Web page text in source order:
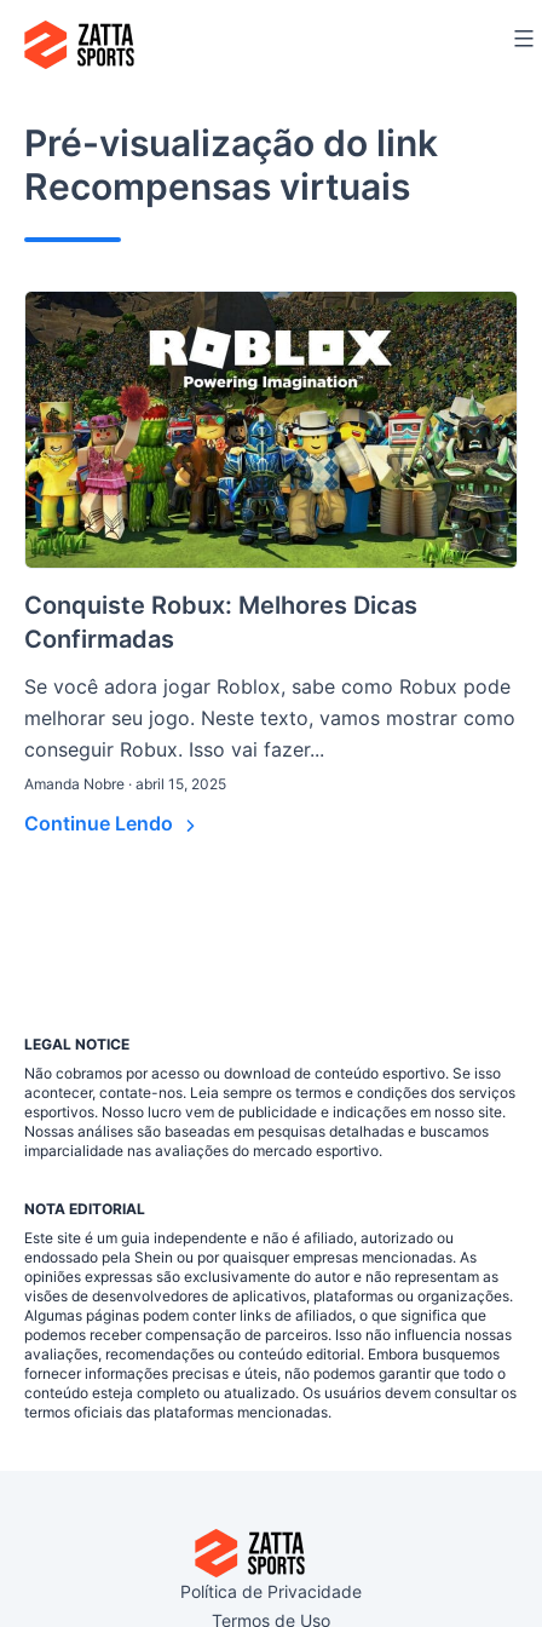
para
conteúdo
Pré-visualização do link
Recompensas virtuais
Conquiste Robux: Melhores Dicas
Confirmadas
Se você adora jogar Roblox, sabe como Robux pode
melhorar seu jogo. Neste texto, vamos mostrar como
conseguir Robux. Isso vai fazer...
Amanda Nobre · abril 15, 2025
Continue Lendo
LEGAL NOTICE
Não cobramos por acesso ou download de conteúdo esportivo. Se isso
acontecer, contate-nos. Leia sempre os termos e condições dos serviços
esportivos. Nosso lucro vem de publicidade e indicações em nosso site.
Nossas análises são baseadas em pesquisas detalhadas e buscamos
imparcialidade nas avaliações do mercado esportivo.
NOTA EDITORIAL
Este site é um guia independente e não é afiliado, autorizado ou
endossado pela Shein ou por quaisquer empresas mencionadas. As
opiniões expressas são exclusivamente do autor e não representam as
visões de desenvolvedores de aplicativos, plataformas ou organizações.
Algumas páginas podem conter links de afiliados, o que significa que
podemos receber compensação de parceiros. Isso não influencia nossas
avaliações, recomendações ou conteúdo editorial. Embora busquemos
fornecer informações precisas e úteis, não podemos garantir que todo o
conteúdo esteja completo ou atualizado. Os usuários devem consultar os
termos oficiais das plataformas mencionadas.
Política de Privacidade
Termos de Uso